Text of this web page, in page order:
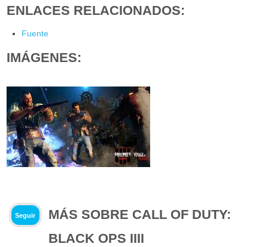
ENLACES RELACIONADOS:
Fuente
IMÁGENES:
Seguir
MÁS SOBRE CALL OF DUTY:
BLACK OPS IIII